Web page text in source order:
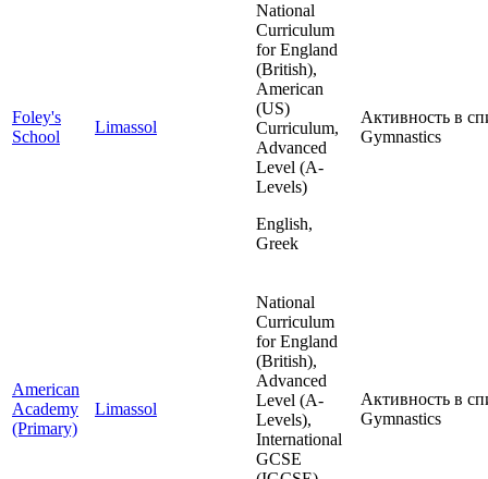
Foley's
School
Limassol
National
Curriculum
for England
(British),
American
(US)
Curriculum,
Advanced
Level (A-
Levels)
English,
Greek
Активность в
Gymnastics
American
Academy
(Primary)
Limassol
National
Curriculum
for England
(British),
Advanced
Level (A-
Levels),
International
GCSE
Активность в
Gymnastics